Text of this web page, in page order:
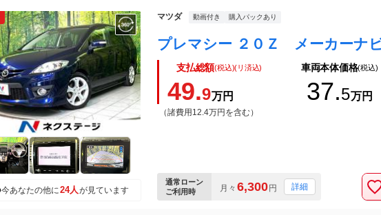
今あなたの他に24人が見ています
マツダ 動画付き 購入パックあり
支払総額(税込)(リ済込)
49.9万円
（諸費用12.4万円を含む）
車両本体価格(税込)
37.5万円
通常ローン
ご利用時
月々 6,300円 詳細